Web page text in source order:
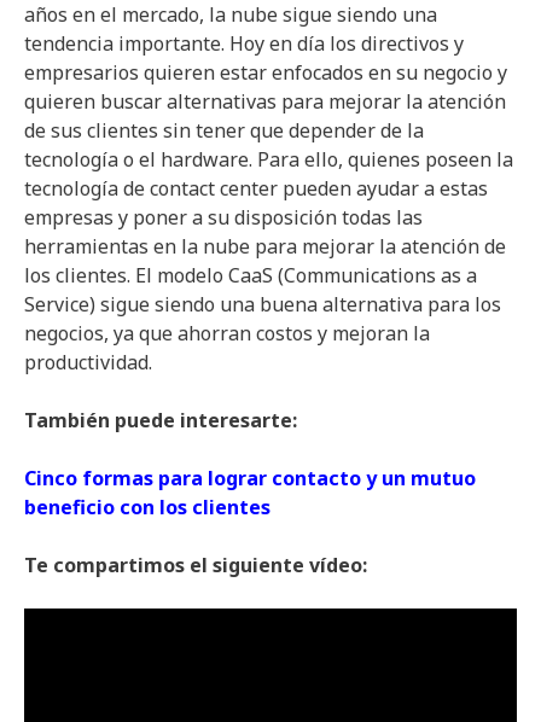
años en el mercado, la nube sigue siendo una
tendencia importante. Hoy en día los directivos y
empresarios quieren estar enfocados en su negocio y
quieren buscar alternativas para mejorar la atención
de sus clientes sin tener que depender de la
tecnología o el hardware. Para ello, quienes poseen la
tecnología de contact center pueden ayudar a estas
empresas y poner a su disposición todas las
herramientas en la nube para mejorar la atención de
los clientes. El modelo CaaS (Communications as a
Service) sigue siendo una buena alternativa para los
negocios, ya que ahorran costos y mejoran la
productividad.
También puede interesarte:
Cinco formas para lograr contacto y un mutuo
beneficio con los clientes
Te compartimos el siguiente vídeo: